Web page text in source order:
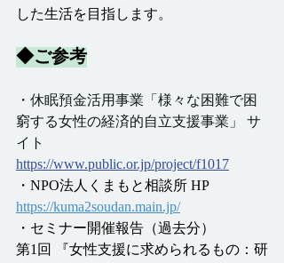
した生活を目指します。
◆ご参考
・休眠預金活用事業「様々な困難で困
窮する女性の経済的自立支援事業」 サ
イト
https://www.public.or.jp/project/f1017
・NPO法人くまもと相談所 HP
https://kuma2soudan.main.jp/
・セミナー開催報告（過去分）
第1回 『女性支援に求められるもの：研